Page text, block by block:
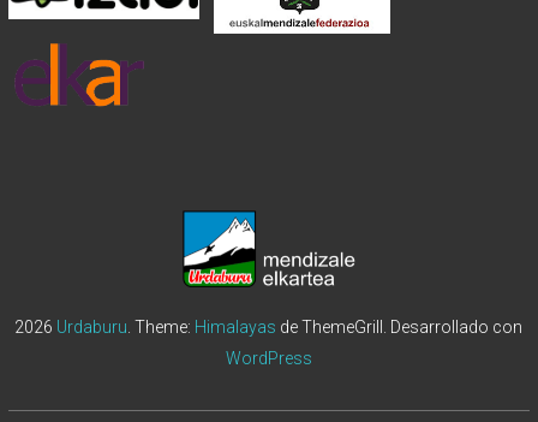
2026 Urdaburu . Theme: Himalayas de ThemeGrill. Desarrollado con
WordPress